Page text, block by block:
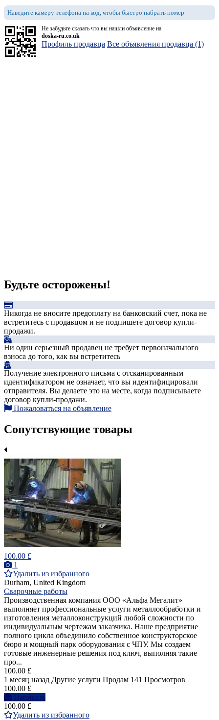
Наведите камеру телефона на код, чтобы быстро набрать номер
Не забудьте сказать что вы нашли объявление на
doska-ru.co.uk
Профиль продавца Все объявления продавца (1)
Будьте осторожены!
Никогда не вносите предоплату на банковский счет, пока не
встретитесь с продавцом и не подпишете договор купли-
продажи.
Ни один серьезный продавец не требует первоначального
взноса до того, как вы встретитесь
Получение электронного письма с отсканированным
идентификатором не означает, что вы идентифицировали
отправителя. Вы делаете это на месте, когда подписываете
договор купли-продажи.
Пожаловаться на объявление
Сопутствующие товары
100.00 £
1
Удалить из избранного
Durham, United Kingdom
Сварочные работы
Производственная компания ООО «Альфа Мегалит»
выполняет профессиональные услуги металлообработки и
изготовления металлоконструкций любой сложности по
индивидуальным чертежам заказчика. Наше предприятие
полного цикла объединило собственное конструкторское
бюро и мощный парк оборудования с ЧПУ. Мы создаем
готовые инженерные решения под ключ, выполняя такие
про...
100.00 £
1 месяц назад Другие услуги Продам 141 Просмотров
100.00 £
Написать
100.00 £
Удалить из избранного